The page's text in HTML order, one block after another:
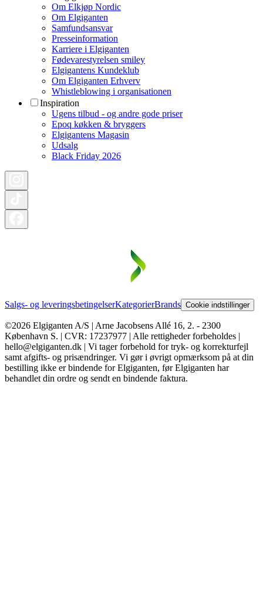
Om Elkjøp Nordic
Om Elgiganten
Samfundsansvar
Presseinformation
Karriere i Elgiganten
Fødevarestyrelsen smiley
Elgigantens Kundeklub
Om Elgiganten Erhverv
Whistleblowing i organisationen
Inspiration
Ugens tilbud - og andre gode priser
Epoq køkken & bryggers
Elgigantens Magasin
Udsalg
Black Friday 2026
Salgs- og leveringsbetingelserKategorierBrands Cookie indstillinger
©2026 Elgiganten A/S | Arne Jacobsens Allé 16, 2. - 2300
København S. | CVR: 17237977 | Alle rettigheder forbeholdes |
hello@elgiganten.dk | Vi tager forbehold for tryk- og korrekturfejl
samt afgifts- og prisændringer. Vi gør i øvrigt opmærksom på at din
bestilling ikke er bindende for Elgiganten, før Elgiganten har
behandlet din ordre og sendt en bindende faktura.